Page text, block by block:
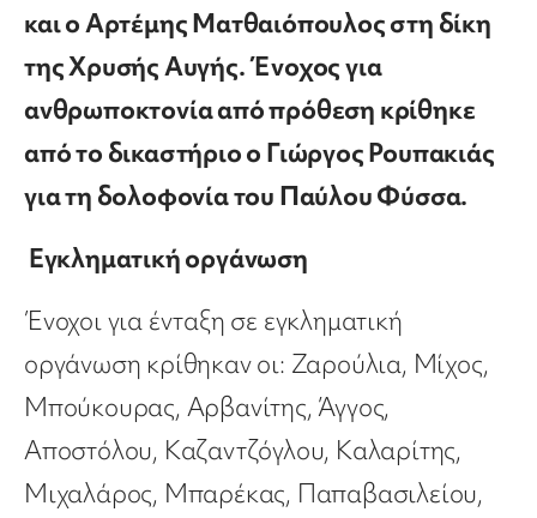
και ο Αρτέμης Ματθαιόπουλος στη δίκη
της Χρυσής Αυγής. Ένοχος για
ανθρωποκτονία από πρόθεση κρίθηκε
από το δικαστήριο ο Γιώργος Ρουπακιάς
για τη δολοφονία του Παύλου Φύσσα.
Εγκληματική οργάνωση
Ένοχοι για ένταξη σε εγκληματική
οργάνωση κρίθηκαν οι: Ζαρούλια, Μίχος,
Μπούκουρας, Αρβανίτης, Άγγος,
Αποστόλου, Καζαντζόγλου, Καλαρίτης,
Μιχαλάρος, Μπαρέκας, Παπαβασιλείου,